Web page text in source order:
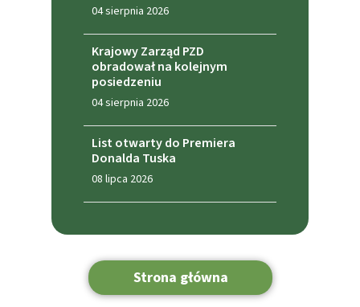
04 sierpnia 2026
Krajowy Zarząd PZD
obradował na kolejnym
posiedzeniu
04 sierpnia 2026
List otwarty do Premiera
Donalda Tuska
08 lipca 2026
Strona główna